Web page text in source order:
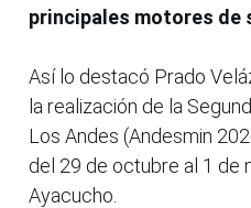
principales motores de
Así lo destacó Prado
la realización de la
Los Andes (Andesmin
del 29 de octubre al 1 de
Ayacucho.